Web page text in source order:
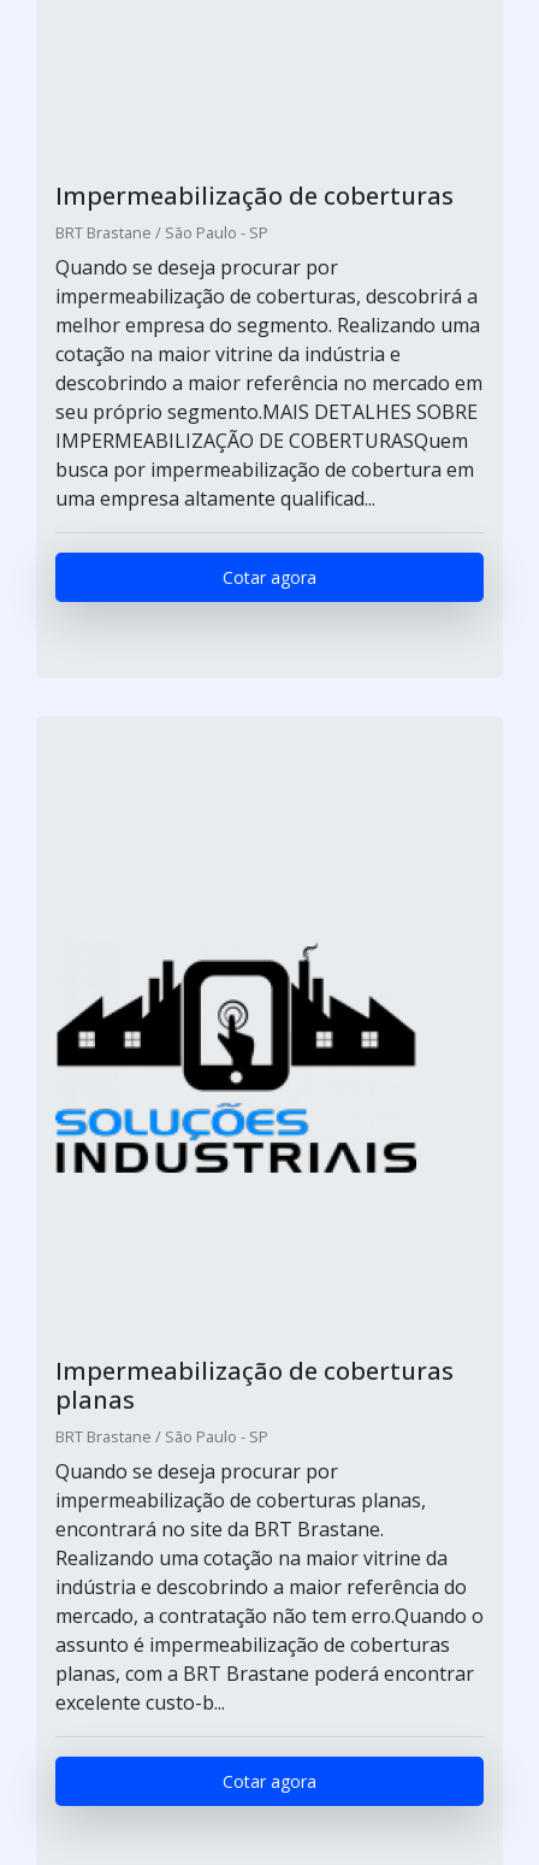
Impermeabilização de coberturas
BRT Brastane / São Paulo - SP
Quando se deseja procurar por
impermeabilização de coberturas, descobrirá a
melhor empresa do segmento. Realizando uma
cotação na maior vitrine da indústria e
descobrindo a maior referência no mercado em
seu próprio segmento.MAIS DETALHES SOBRE
IMPERMEABILIZAÇÃO DE COBERTURASQuem
busca por impermeabilização de cobertura em
uma empresa altamente qualificad...
Cotar agora
Impermeabilização de coberturas
planas
BRT Brastane / São Paulo - SP
Quando se deseja procurar por
impermeabilização de coberturas planas,
encontrará no site da BRT Brastane.
Realizando uma cotação na maior vitrine da
indústria e descobrindo a maior referência do
mercado, a contratação não tem erro.Quando o
assunto é impermeabilização de coberturas
planas, com a BRT Brastane poderá encontrar
excelente custo-b...
Cotar agora